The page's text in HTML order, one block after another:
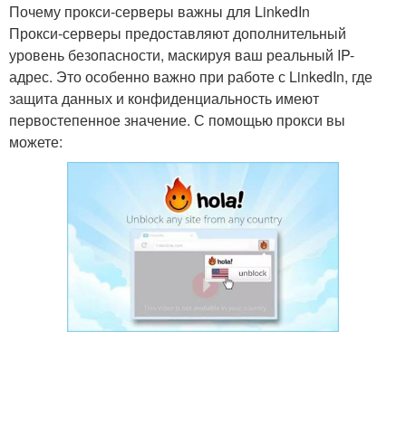
Почему прокси-серверы важны для LinkedIn
Прокси-серверы предоставляют дополнительный
уровень безопасности, маскируя ваш реальный IP-
адрес. Это особенно важно при работе с LinkedIn, где
защита данных и конфиденциальность имеют
первостепенное значение. С помощью прокси вы
можете: